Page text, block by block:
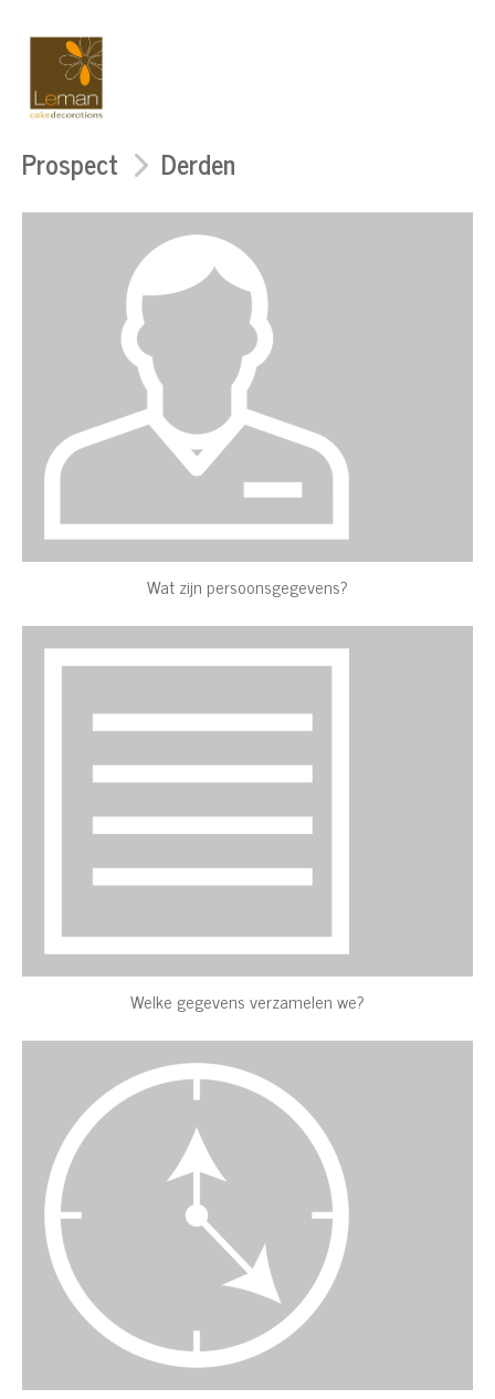
Prospect Derden
Wat zijn persoonsgegevens?
Welke gegevens verzamelen we?